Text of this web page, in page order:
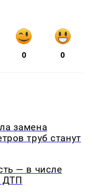
0 0
замена
труб станут
— в числе
ДТП